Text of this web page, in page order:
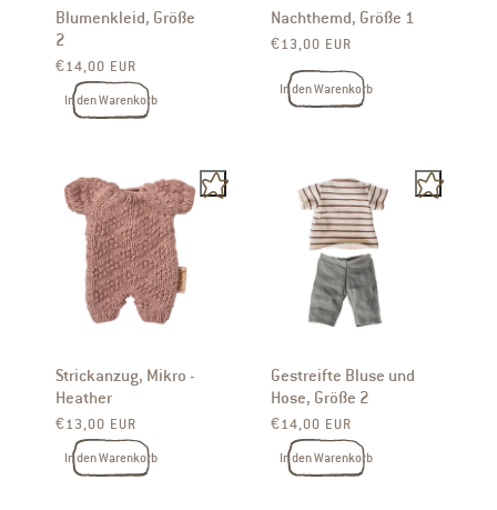
Blumenkleid, Größe
2
Normaler Preis
€14,00 EUR
In den Warenkorb
Nachthemd, Größe 1
Normaler Preis
€13,00 EUR
In den Warenkorb
Strickanzug, Mikro -
Heather
Normaler Preis
€13,00 EUR
In den Warenkorb
Gestreifte Bluse und
Hose, Größe 2
Normaler Preis
€14,00 EUR
In den Warenkorb